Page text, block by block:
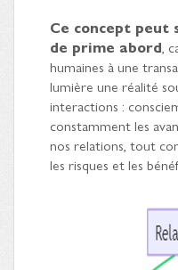
Ce concept peut
de prime abord,
humaines à une
lumière une réalité
interactions :
constamment les
nos relations, tout
les risques et les